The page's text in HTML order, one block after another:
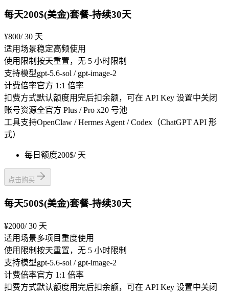
每天200$(美金)套餐-持续30天
¥800/ 30 天
适用场景稳定高频使用
使用限制 按天重置，无 5 小时限制
支持模型gpt-5.6-sol / gpt-image-2
计费倍率官方 1:1 倍率
扣费方式默认额度用完后扣余额，可在 API Key 设置中关闭
账号资源全官方 Plus / Pro x20 号池
工具支持OpenClaw / Hermes Agent / Codex（ChatGPT API 形
式）
每日额度200$/ 天
点击购买
每天500$(美金)套餐-持续30天
¥2000/ 30 天
适用场景多项目重度使用
使用限制 按天重置，无 5 小时限制
支持模型gpt-5.6-sol / gpt-image-2
计费倍率官方 1:1 倍率
扣费方式默认额度用完后扣余额，可在 API Key 设置中关闭